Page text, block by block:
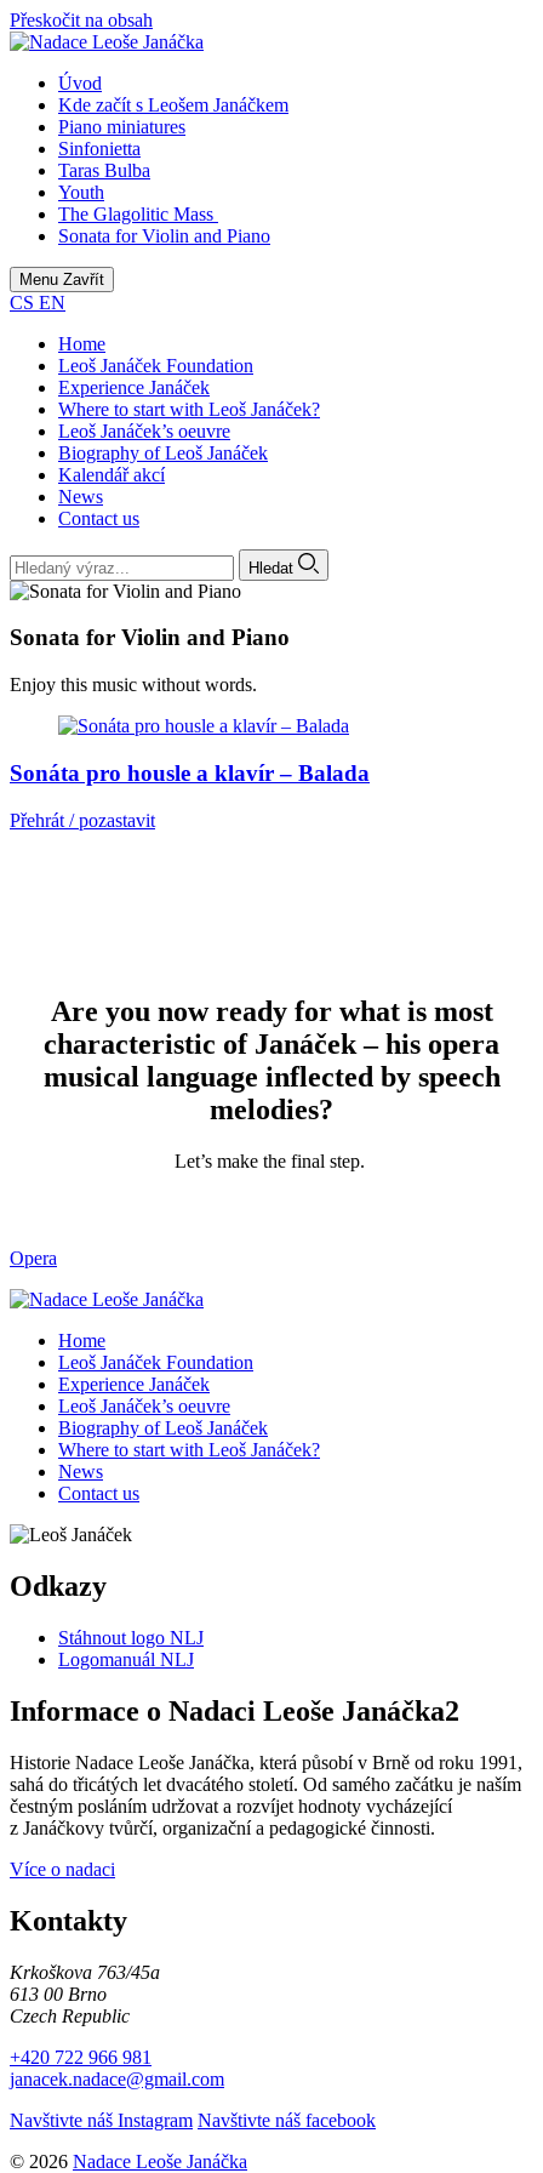
Přeskočit na obsah
Úvod
Kde začít s Leošem Janáčkem
Piano miniatures
Sinfonietta
Taras Bulba
Youth
The Glagolitic Mass
Sonata for Violin and Piano
Menu Zavřít
CS EN
Home
Leoš Janáček Foundation
Experience Janáček
Where to start with Leoš Janáček?
Leoš Janáček’s oeuvre
Biography of Leoš Janáček
Kalendář akcí
News
Contact us
Hledat
Sonata for Violin and Piano
Enjoy this music without words.
Sonáta pro housle a klavír – Balada
Přehrát / pozastavit
Are you now ready for what is most
characteristic of Janáček – his opera
musical language inflected by speech
melodies?
Let’s make the final step.
Opera
Home
Leoš Janáček Foundation
Experience Janáček
Leoš Janáček’s oeuvre
Biography of Leoš Janáček
Where to start with Leoš Janáček?
News
Contact us
Odkazy
Stáhnout logo NLJ
Logomanuál NLJ
Informace o Nadaci Leoše Janáčka2
Historie Nadace Leoše Janáčka, která působí v Brně od roku 1991,
sahá do třicátých let dvacátého století. Od samého začátku je naším
čestným posláním udržovat a rozvíjet hodnoty vycházející
z Janáčkovy tvůrčí, organizační a pedagogické činnosti.
Více o nadaci
Kontakty
Krkoškova 763/45a
613 00 Brno
Czech Republic
+420 722 966 981
janacek.nadace@gmail.com
Navštivte náš Instagram Navštivte náš facebook
© 2026 Nadace Leoše Janáčka